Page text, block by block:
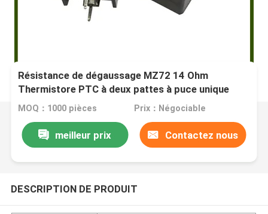
Résistance de dégaussage MZ72 14 Ohm
Thermistore PTC à deux pattes à puce unique
MOQ：1000 pièces Prix：Négociable
meilleur prix Contactez nous
DESCRIPTION DE PRODUIT